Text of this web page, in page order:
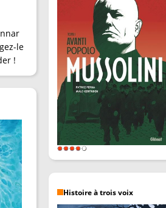
le
!
Histoire à trois voix